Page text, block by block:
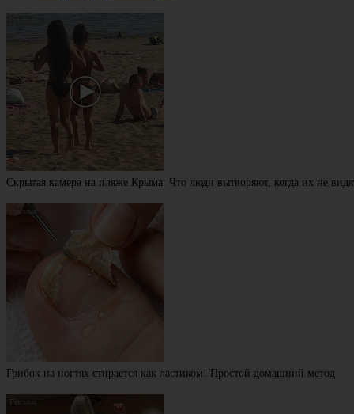
Скрытая камера на пляже Крыма: Что люди вытворяют, когда их не
Грибок на ногтях стирается как ластиком! Простой домашний метод